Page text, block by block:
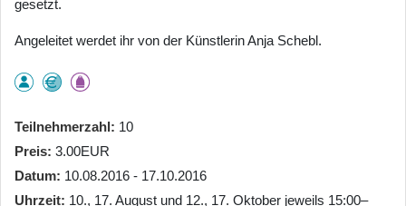
gesetzt.
Angeleitet werdet ihr von der Künstlerin Anja Schebl.
Teilnehmerzahl
10
Preis 3.00EUR
Datum 10.08.2016 - 17.10.2016
Uhrzeit 10., 17. August und 12., 17. Oktober jeweils 15:00–